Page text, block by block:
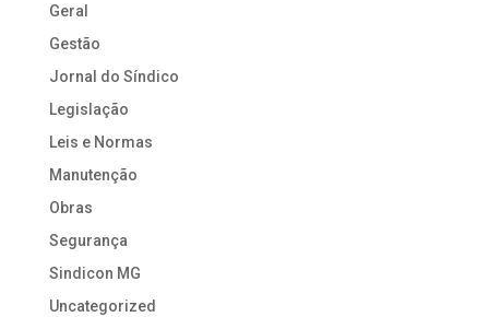
Geral
Gestão
Jornal do Síndico
Legislação
Leis e Normas
Manutenção
Obras
Segurança
Sindicon MG
Uncategorized